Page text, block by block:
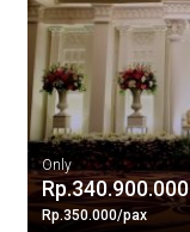
Only
Rp.340.900.000
Rp.350.000/pax